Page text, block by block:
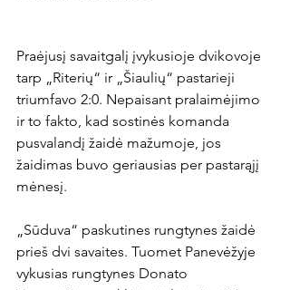
Praėjusį savaitgalį įvykusioje dvikovoje
tarp „Riterių“ ir „Šiaulių“ pastarieji
triumfavo 2:0. Nepaisant pralaimėjimo
ir to fakto, kad sostinės komanda
pusvalandį žaidė mažumoje, jos
žaidimas buvo geriausias per pastarąjį
mėnesį.
„Sūduva“ paskutines rungtynes žaidė
prieš dvi savaites. Tuomet Panevėžyje
vykusias rungtynes Donato